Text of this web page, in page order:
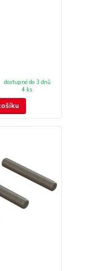
dostupné do 3 dnů
4 ks